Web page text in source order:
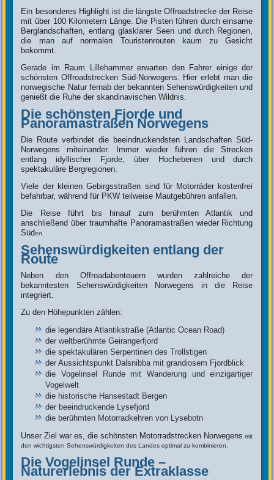
Ein besonderes Highlight ist die längste Offroadstrecke der Reise
mit über 100 Kilometern Länge. Die Pisten führen durch einsame
Berglandschaften, entlang glasklarer Seen und durch Regionen,
die man auf normalen Touristenrouten kaum zu Gesicht
bekommt.
Gerade im Raum Lillehammer erwarten den Fahrer einige der
schönsten Offroadstrecken Süd-Norwegens. Hier erlebt man die
norwegische Natur fernab der bekannten Sehenswürdigkeiten und
genießt die Ruhe der skandinavischen Wildnis.
Die schönsten Fjorde und
Panoramastraßen Norwegens
Die Route verbindet die beeindruckendsten Landschaften Süd-
Norwegens miteinander. Immer wieder führen die Strecken
entlang idyllischer Fjorde, über Hochebenen und durch
spektakuläre Bergregionen.
Viele der kleinen Gebirgsstraßen sind für Motorräder kostenfrei
befahrbar, während für PKW teilweise Mautgebühren anfallen.
Die Reise führt bis hinauf zum berühmten Atlantik und
anschließend über traumhafte Panoramastraßen wieder Richtung
Süden.
Sehenswürdigkeiten entlang der
Route
Neben den Offroadabenteuern wurden zahlreiche der
bekanntesten Sehenswürdigkeiten Norwegens in die Reise
integriert.
Zu den Höhepunkten zählen:
die legendäre Atlantikstraße (Atlantic Ocean Road)
der weltberühmte Geirangerfjord
die spektakulären Serpentinen des Trollstigen
der Aussichtspunkt Dalsnibba mit grandiosem Fjordblick
die Vogelinsel Runde mit Wanderung und einzigartiger
Vogelwelt
die historische Hansestadt Bergen
der beeindruckende Lysefjord
die berühmten Motorradkehren von Lysebotn
Unser Ziel war es, die schönsten Motorradstrecken Norwegens mit
den wichtigsten Sehenswürdigkeiten des Landes optimal zu kombinieren.
Die Vogelinsel Runde –
Naturerlebnis der Extraklasse